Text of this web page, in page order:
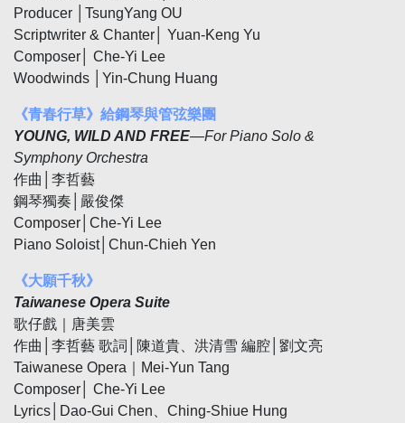
Producer │TsungYang OU
Scriptwriter & Chanter│ Yuan-Keng Yu
Composer│ Che-Yi Lee
Woodwinds │Yin-Chung Huang
《青春行草》給鋼琴與管弦樂團
YOUNG, WILD AND FREE—For Piano Solo &
Symphony Orchestra
作曲│李哲藝
鋼琴獨奏│嚴俊傑
Composer│Che-Yi Lee
Piano Soloist│Chun-Chieh Yen
《大願千秋》
Taiwanese Opera Suite
歌仔戲｜唐美雲
作曲│李哲藝 歌詞│陳道貴、洪清雪 編腔│劉文亮
Taiwanese Opera｜Mei-Yun Tang
Composer│ Che-Yi Lee
Lyrics│Dao-Gui Chen、Ching-Shiue Hung